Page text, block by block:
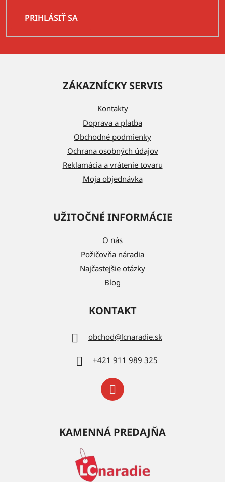
PRIHLÁSIŤ SA
ZÁKAZNÍCKY SERVIS
Kontakty
Doprava a platba
Obchodné podmienky
Ochrana osobných údajov
Reklamácia a vrátenie tovaru
Moja objednávka
UŽITOČNÉ INFORMÁCIE
O nás
Požičovňa náradia
Najčastejšie otázky
Blog
KONTAKT
obchod@lcnaradie.sk
+421 911 989 325
KAMENNÁ PREDAJŇA